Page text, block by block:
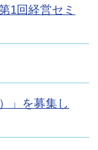
1回経営セミ
」を募集し